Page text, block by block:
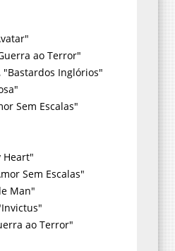
ao Terror"
Inglórios"
Sem Escalas"
Heart"
Sem Escalas"
Man"
ao Terror"